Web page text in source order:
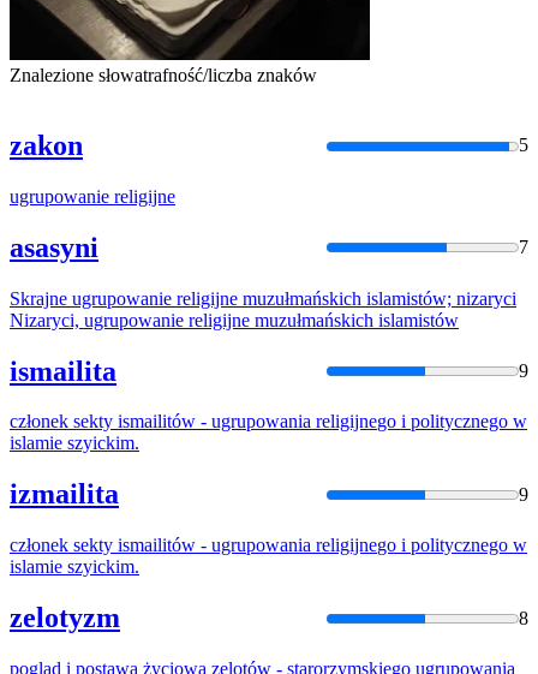
Znalezione słowatrafność/liczba znaków
zakon 5
ugrupowanie religijne
asasyni 7
Skrajne ugrupowanie religijne muzułmańskich islamistów; nizaryci
Nizaryci, ugrupowanie religijne muzułmańskich islamistów
ismailita 9
członek sekty ismailitów - ugrupowania religijnego i politycznego w
islamie szyickim.
izmailita 9
członek sekty ismailitów - ugrupowania religijnego i politycznego w
islamie szyickim.
zelotyzm 8
pogląd i postawa życiowa zelotów - starorzymskiego ugrupowania